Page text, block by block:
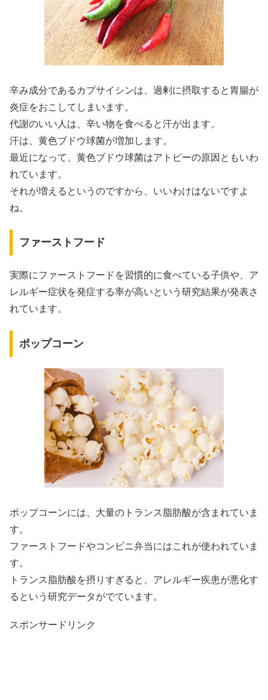
辛み成分であるカプサイシンは、過剰に摂取すると胃腸が
炎症をおこしてしまいます。
代謝のいい人は、辛い物を食べると汗が出ます。
汗は、黄色ブドウ球菌が増加します。
最近になって、黄色ブドウ球菌はアトピーの原因ともいわ
れています。
それが増えるというのですから、いいわけはないですよ
ね。
ファーストフード
実際にファーストフードを習慣的に食べている子供や、ア
レルギー症状を発症する率が高いという研究結果が発表さ
れています。
ポップコーン
ポップコーンには、大量のトランス脂肪酸が含まれていま
す。
ファーストフードやコンビニ弁当にはこれが使われていま
す。
トランス脂肪酸を摂りすぎると、アレルギー疾患が悪化す
るという研究データがでています。
スポンサードリンク